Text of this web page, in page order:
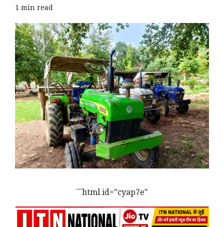
1 min read
```html id="cyap7e"